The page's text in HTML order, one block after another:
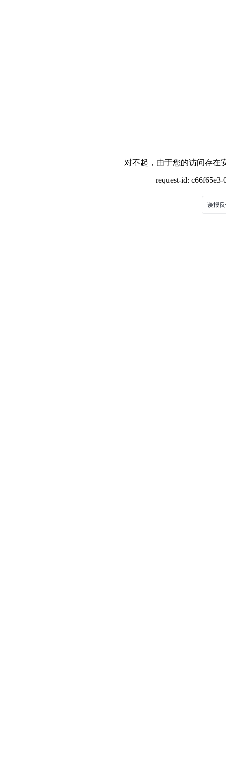
对不起，由于您的访问存在
request-id:
误报